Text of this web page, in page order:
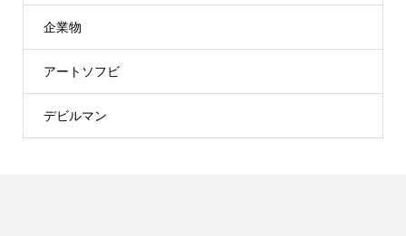
企業物
アートソフビ
デビルマン